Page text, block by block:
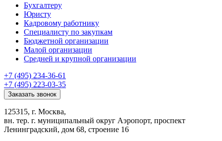
Бухгалтеру
Юристу
Кадровому работнику
Специалисту по закупкам
Бюджетной организации
Малой организации
Средней и крупной организации
+7 (495) 234-36-61
+7 (495) 223-03-35
Заказать звонок
125315, г. Москва,
вн. тер. г. муниципальный округ Аэропорт, проспект
Ленинградский, дом 68, строение 16